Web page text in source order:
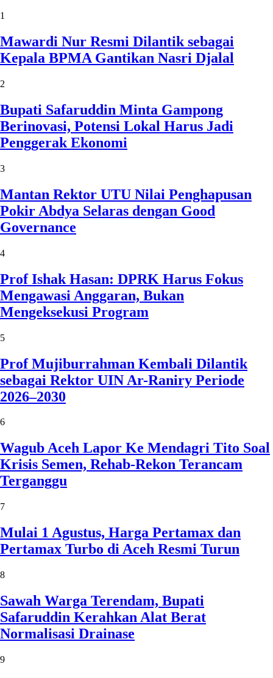
1
Mawardi Nur Resmi Dilantik sebagai
Kepala BPMA Gantikan Nasri Djalal
2
Bupati Safaruddin Minta Gampong
Berinovasi, Potensi Lokal Harus Jadi
Penggerak Ekonomi
3
Mantan Rektor UTU Nilai Penghapusan
Pokir Abdya Selaras dengan Good
Governance
4
Prof Ishak Hasan: DPRK Harus Fokus
Mengawasi Anggaran, Bukan
Mengeksekusi Program
5
Prof Mujiburrahman Kembali Dilantik
sebagai Rektor UIN Ar-Raniry Periode
2026–2030
6
Wagub Aceh Lapor Ke Mendagri Tito Soal
Krisis Semen, Rehab-Rekon Terancam
Terganggu
7
Mulai 1 Agustus, Harga Pertamax dan
Pertamax Turbo di Aceh Resmi Turun
8
Sawah Warga Terendam, Bupati
Safaruddin Kerahkan Alat Berat
Normalisasi Drainase
9